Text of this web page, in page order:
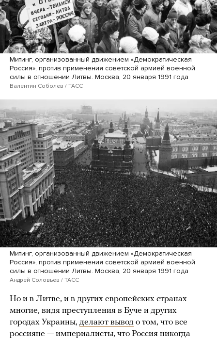
Митинг, организованный движением «Демократическая
Россия», против применения советской армией военной
силы в отношении Литвы. Москва, 20 января 1991 года
Валентин Соболев / ТАСС
Митинг, организованный движением «Демократическая
Россия», против применения советской армией военной
силы в отношении Литвы. Москва, 20 января 1991 года
Андрей Соловьев / ТАСС
Но и в Литве, и в других европейских странах
многие, видя преступления в Буче и других
городах Украины, делают вывод о том, что все
россияне — империалисты, что Россия никогда